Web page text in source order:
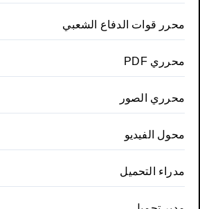
محرر قوات الدفاع الشعبي
محرري PDF
محرري الصور
محول الفيديو
مدراء التحميل